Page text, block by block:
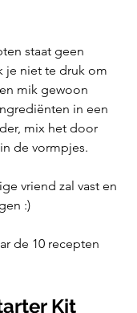
staat geen
je niet te druk om
mik gewoon
in een
mix het door
de vormpjes.
vriend zal vast en
:)
de 10 recepten
Kit